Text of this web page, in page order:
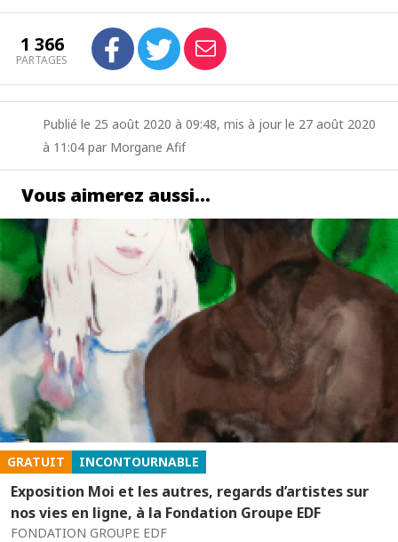
1 366
PARTAGES
Publié le 25 août 2020 à 09:48, mis à jour le 27 août 2020
à 11:04 par Morgane Afif
Vous aimerez aussi…
GRATUIT INCONTOURNABLE
Exposition Moi et les autres, regards d’artistes sur
nos vies en ligne, à la Fondation Groupe EDF
FONDATION GROUPE EDF